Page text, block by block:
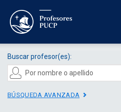
Buscar profesor(es):
BÚSQUEDA AVANZADA